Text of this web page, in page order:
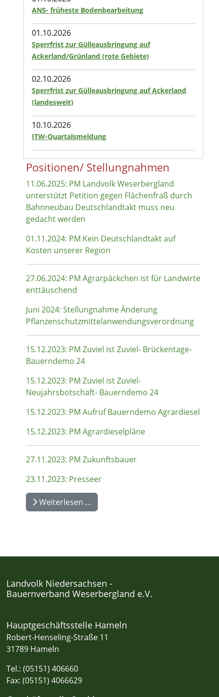
AN5- früheste Bodenbearbeitung
01.10.2026
Sperrfrist zur Gülleausbringung auf
Ackerland/Grünland (rote Gebiete)
02.10.2026
Sperrfrist zur Gülleausbringung auf Ackerland
(landesweit)
10.10.2026
ITW-Quartalsmeldung
Positionen/ Stellungnahmen
11.06.2025: PM Landvolk Weserbergland
unterstützt Petition gegen Flächenfraß durch
Bahnneubau Deutschlandtakt muss neu
gedacht werden
01.11.2024: PM Kein Deutschlandtakt auf
Kosten unserer Region
27.06.2024: PM Agrarpäckchen ist für Landwirte
enttäuschend
Juni 2024: Stellungnahme Änderung
Pflanzenschutzmittelanwendungsverordnung
15.12.2023: PM Zuviel ist Zuviel- Brückentage-
Bauerndemo 24
15.12.2023: PM Zuviel ist Zuviel-
Neujahrsbotschaft- Bauerndemo 24
15.12.2023: PM Aufruf Bauerndemo Agrardiesel
15.12.2023: PM Agrardieselpläne
27.11.2023: PM Zukunftsbauer
23.11.2023: Presseer
Weiterlesen …
Landvolk Niedersachsen -
Bauernverband Weserbergland e.V.
Hauptgeschäftsstelle Hameln
Robert-Henseling-Straße 11
31789 Hameln
Tel.: (05151) 406660
Fax: (05151) 4066629